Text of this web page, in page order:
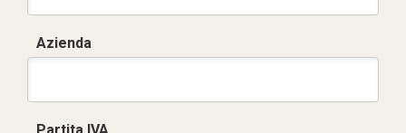
Azienda